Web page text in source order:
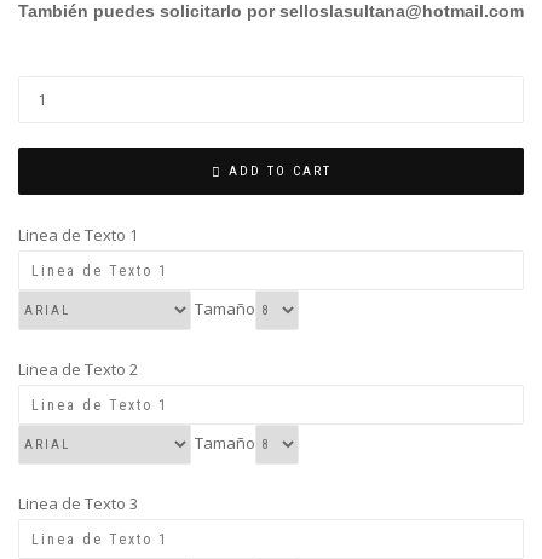
También puedes solicitarlo por selloslasultana@hotmail.com
quantity
ADD TO CART
Linea de Texto 1
Tamaño
Linea de Texto 2
Tamaño
Linea de Texto 3